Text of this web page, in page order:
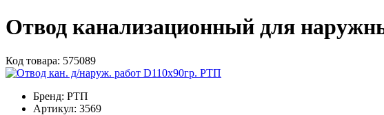
Отвод канализационный для
Код товара: 575089
Бренд: РТП
Артикул: 3569